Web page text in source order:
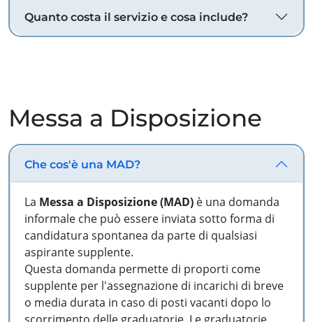
Quanto costa il servizio e cosa include?
Messa a Disposizione
Che cos'è una MAD?
La Messa a Disposizione (MAD) è una domanda
informale che può essere inviata sotto forma di
candidatura spontanea da parte di qualsiasi
aspirante supplente.
Questa domanda permette di proporti come
supplente per l'assegnazione di incarichi di breve
o media durata in caso di posti vacanti dopo lo